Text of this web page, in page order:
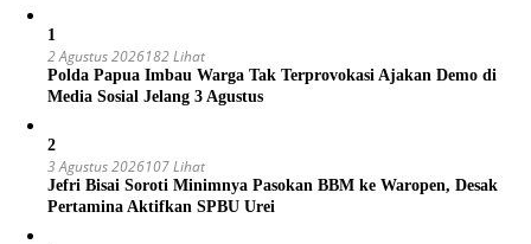
1
2 Agustus 2026182 Lihat
Polda Papua Imbau Warga Tak Terprovokasi Ajakan Demo di
Media Sosial Jelang 3 Agustus
2
3 Agustus 2026107 Lihat
Jefri Bisai Soroti Minimnya Pasokan BBM ke Waropen, Desak
Pertamina Aktifkan SPBU Urei